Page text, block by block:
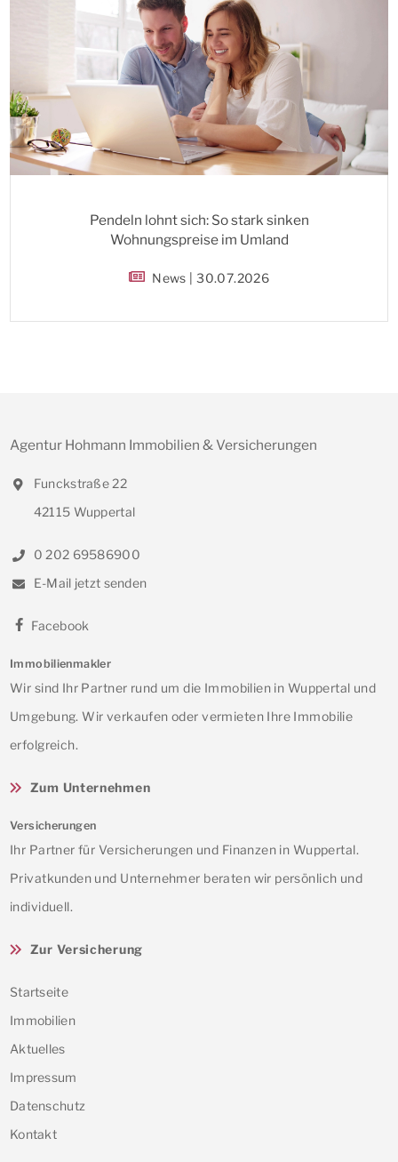
Pendeln lohnt sich: So stark sinken
Wohnungspreise im Umland
News | 30.07.2026
Agentur Hohmann Immobilien & Versicherungen
Funckstraße 22
42115 Wuppertal
0 202 69586900
E-Mail jetzt senden
Facebook
Immobilienmakler
Wir sind Ihr Partner rund um die Immobilien in Wuppertal und
Umgebung. Wir verkaufen oder vermieten Ihre Immobilie
erfolgreich.
Zum Unternehmen
Versicherungen
Ihr Partner für Versicherungen und Finanzen in Wuppertal.
Privatkunden und Unternehmer beraten wir persönlich und
individuell.
Zur Versicherung
Startseite
Immobilien
Aktuelles
Impressum
Datenschutz
Kontakt